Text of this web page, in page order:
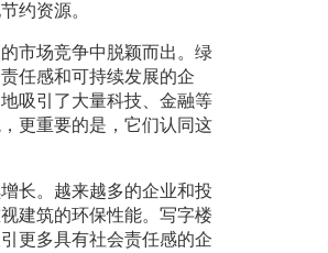
约资源。
市场竞争中脱颖而出。绿
任感和可持续发展的企
吸引了大量科技、金融等
更重要的是，它们认同这
长。越来越多的企业和投
建筑的环保性能。写字楼
更多具有社会责任感的企